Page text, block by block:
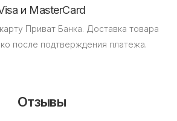
и MasterCard
Приват Банка. Доставка товара
после подтверждения платежа.
Отзывы